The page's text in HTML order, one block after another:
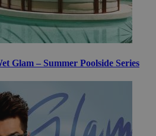
Glam – Summer Poolside Series